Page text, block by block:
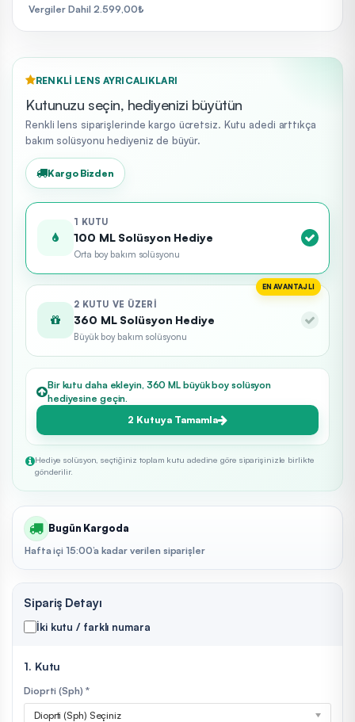
Vergiler Dahil 2.599,00₺
RENKLI LENS AYRICALIKLARI
Kutunuzu seçin, hediyenizi büyütün
Renkli lens siparişlerinde kargo ücretsiz. Kutu adedi arttıkça
bakım solüsyonu hediyeniz de büyür.
Kargo Bizden
1 KUTU
100 ML Solüsyon Hediye
Orta boy bakım solüsyonu
EN AVANTAJLI
2 KUTU VE ÜZERI
360 ML Solüsyon Hediye
Büyük boy bakım solüsyonu
Bir kutu daha ekleyin, 360 ML büyük boy solüsyon
hediyesine geçin.
2 Kutuya Tamamla
Hediye solüsyon, seçtiğiniz toplam kutu adedine göre siparişinizle birlikte
gönderilir.
Bugün Kargoda
Hafta içi 15:00’a kadar verilen siparişler
Sipariş Detayı
İki kutu / farklı numara
1. Kutu
Dioprti (Sph) *
Dioprti (Sph) Seçiniz